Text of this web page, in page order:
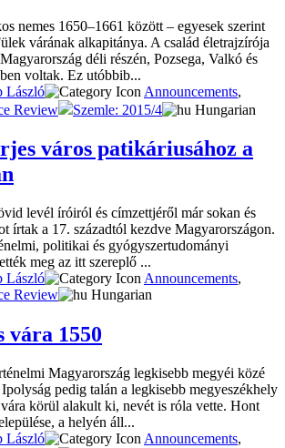
nemes 1650–1661 között – egyesek szerint
várának alkapitánya. A család életrajzírója
déli részén, Pozsega, Valkó és
voltak. Ez utóbbib...
László
Announcements,
Review
Szemle: 2015/4 Hungarian
város patikáriusához a
levél íróiról és címzettjéről már sokan és
írtak a 17. századtól kezdve Magyarországon.
politikai és gyógyszertudományi
meg az itt szereplő ...
László
Announcements,
Review
Hungarian
vára 1550
Magyarország legkisebb megyéi közé
pedig talán a legkisebb megyeszékhely
körül alakult ki, nevét is róla vette. Hont
a helyén áll...
László
Announcements,